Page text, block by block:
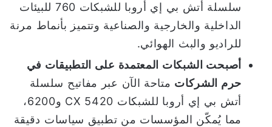
سلسلة أتش بي إي أروبا للشبكات 760 للبيئات
الداخلية والخارجية والصناعية وتتميز بأنماط مرنة
للراديو والبث الهوائي.
أصبحت الشبكات المعتمدة على التطبيقات في
حرم الشركات متاحة الآن عبر مفاتيح سلسلة
أتش بي إي أروبا للشبكات CX 5420 و6200،
مما يُمكّن المؤسسات من تطبيق سياسات دقيقة